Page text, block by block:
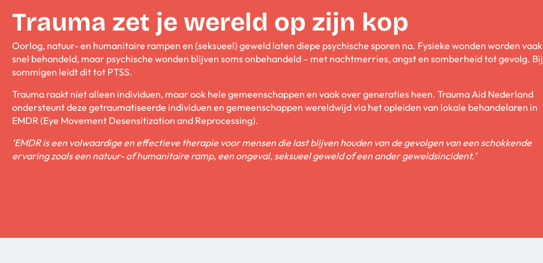
Trauma zet je wereld op zijn kop
Oorlog, natuur- en humanitaire rampen en (seksueel) geweld laten diepe psychische sporen na. Fysieke wonden worden vaak
snel behandeld, maar psychische wonden blijven soms onbehandeld – met nachtmerries, angst en somberheid tot gevolg. Bij
sommigen leidt dit tot PTSS.
Trauma raakt niet alleen individuen, maar ook hele gemeenschappen en vaak over generaties heen. Trauma Aid Nederland
ondersteunt deze getraumatiseerde individuen en gemeenschappen wereldwijd via het opleiden van lokale behandelaren in
EMDR (Eye Movement Desensitization and Reprocessing).
‘EMDR is een volwaardige en effectieve therapie voor mensen die last blijven houden van de gevolgen van een schokkende
ervaring zoals een natuur- of humanitaire ramp, een ongeval, seksueel geweld of een ander geweldsincident.’